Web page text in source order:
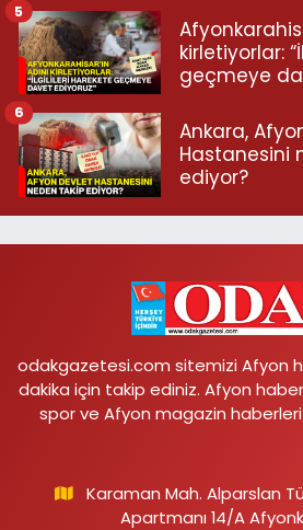
kirletiyorlar:
geçmeye
5
Ankara,
Hastanesini
ediyor?
6
odakgazetesi.com sitemizi Afyon
dakika için takip ediniz. Afyon
spor ve Afyon magazin
Karaman Mah. Alparslan
Apartmanı 14/A